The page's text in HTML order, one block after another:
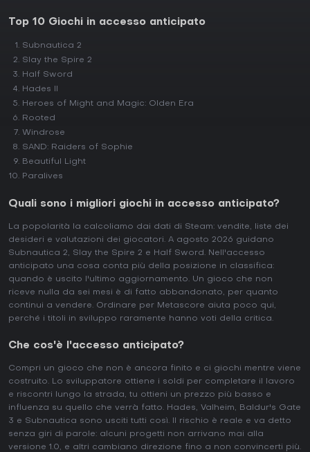
Top 10 Giochi in accesso anticipato
Subnautica 2
Slay the Spire 2
Half Sword
Hades II
Heroes of Might and Magic: Olden Era
Rooted
Windrose
SAND: Raiders of Sophie
Beautiful Light
Paralives
Quali sono i migliori giochi in accesso anticipato?
La popolarità la calcoliamo dai dati di Steam: vendite, liste dei
desideri e valutazioni dei giocatori. A agosto 2026 guidano
Subnautica 2, Slay the Spire 2 e Half Sword. Nell'accesso
anticipato una cosa conta più della posizione in classifica:
quando è uscito l'ultimo aggiornamento. Un gioco che non
riceve nulla da sei mesi è di fatto abbandonato, per quanto
continui a vendere. Ordinare per Metascore aiuta poco qui,
perché i titoli in sviluppo raramente hanno voti della critica.
Che cos'è l'accesso anticipato?
Compri un gioco che non è ancora finito e ci giochi mentre viene
costruito. Lo sviluppatore ottiene i soldi per completare il lavoro
e riscontri lungo la strada, tu ottieni un prezzo più basso e
influenza su quello che verrà fatto. Hades, Valheim, Baldur's Gate
3 e Subnautica sono usciti tutti così. Il rischio è reale e va detto
senza giri di parole: alcuni progetti non arrivano mai alla
versione 1.0, e altri cambiano direzione fino a non convincerti più.